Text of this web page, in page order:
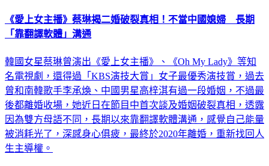
《愛上女主播》蔡琳揭二婚破裂真相！不當中國媳婦 長期
「靠翻譯軟體」溝通
韓國女星蔡琳曾演出《愛上女主播》、《Oh My Lady》等知
名電視劇，還得過「KBS演技大賞」女子最優秀演技賞，過去
曾和南韓歌手李承煥、中國男星高梓淇有過一段婚姻，不過最
後都離婚收場，她近日在節目中首次談及婚姻破裂真相，透露
因為雙方母語不同，長期以來靠翻譯軟體溝通，感覺自己能量
被消耗光了，深感身心俱疲，最終於2020年離婚，重新找回人
生主導權。